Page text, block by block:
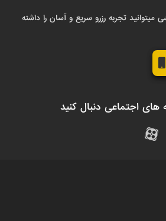
میتوانید تجربه رزرو سریع و آسان را داشته
های اجتماعی دنبال کنید